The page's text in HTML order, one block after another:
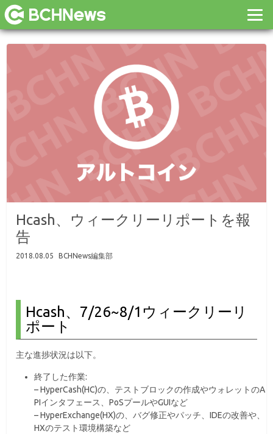
Hcash、ウィークリーリポートを報
告
2018.08.05 BCHNews編集部
Hcash、7/26~8/1ウィークリーリ
ポート
主な進捗状況は以下。
終了した作業:
– HyperCash(HC)の、テストブロックの作成やウォレットのA
PIインタフェース、PoSプールやGUIなど
– HyperExchange(HX)の、バグ修正やパッチ、IDEの改善や、
HXのテスト環境構築など